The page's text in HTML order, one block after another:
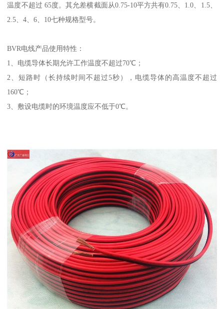
温度不超过 65度。其允差横截面从0.75-10平方共有0.75、1.0、1.5、
2.5、4、6、10七种规格型号。
BVR电线产品使用特性：
1、电缆导体长期允许工作温度不超过70℃；
2、短路时（长持续时间不超过5秒），电缆导体的高温度不超过
160℃；
3、敷设电缆时的环境温度应不低于0℃。